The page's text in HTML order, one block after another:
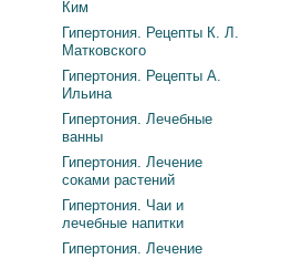
Ким
Гипертония. Рецепты К. Л.
Матковского
Гипертония. Рецепты А.
Ильина
Гипертония. Лечебные
ванны
Гипертония. Лечение
соками растений
Гипертония. Чаи и
лечебные напитки
Гипертония. Лечение